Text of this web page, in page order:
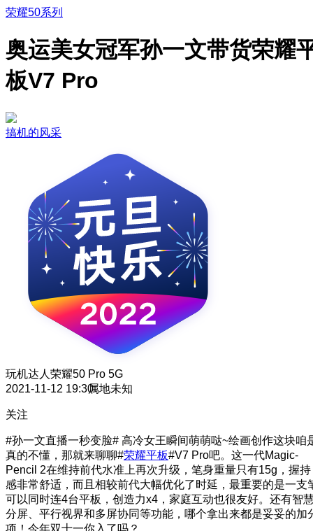
荣耀50系列
奥运美女冠军孙一文带货荣耀
板V7 Pro
搞机的风采
玩机达人 荣耀50 Pro 5G
2021-11-12 19:30属地未知
关注
#孙一文直播一秒变脸# 高冷女王瞬间萌萌哒~绘画创作这块咱
真的不懂，那就来聊聊#荣耀平板#V7 Pro吧。这一代Magic-
Pencil 2在维持前代水准上再次升级，笔身重量只有15g，握持
感非常舒适，而且相较前代大幅优化了时延，最重要的是一支
可以同时连4台平板，创造力x4，家庭互动也很友好。还有智
分屏、平行视界和多屏协同等功能，哪个拿出来都是妥妥的加
项！今年双十一你入了吗？